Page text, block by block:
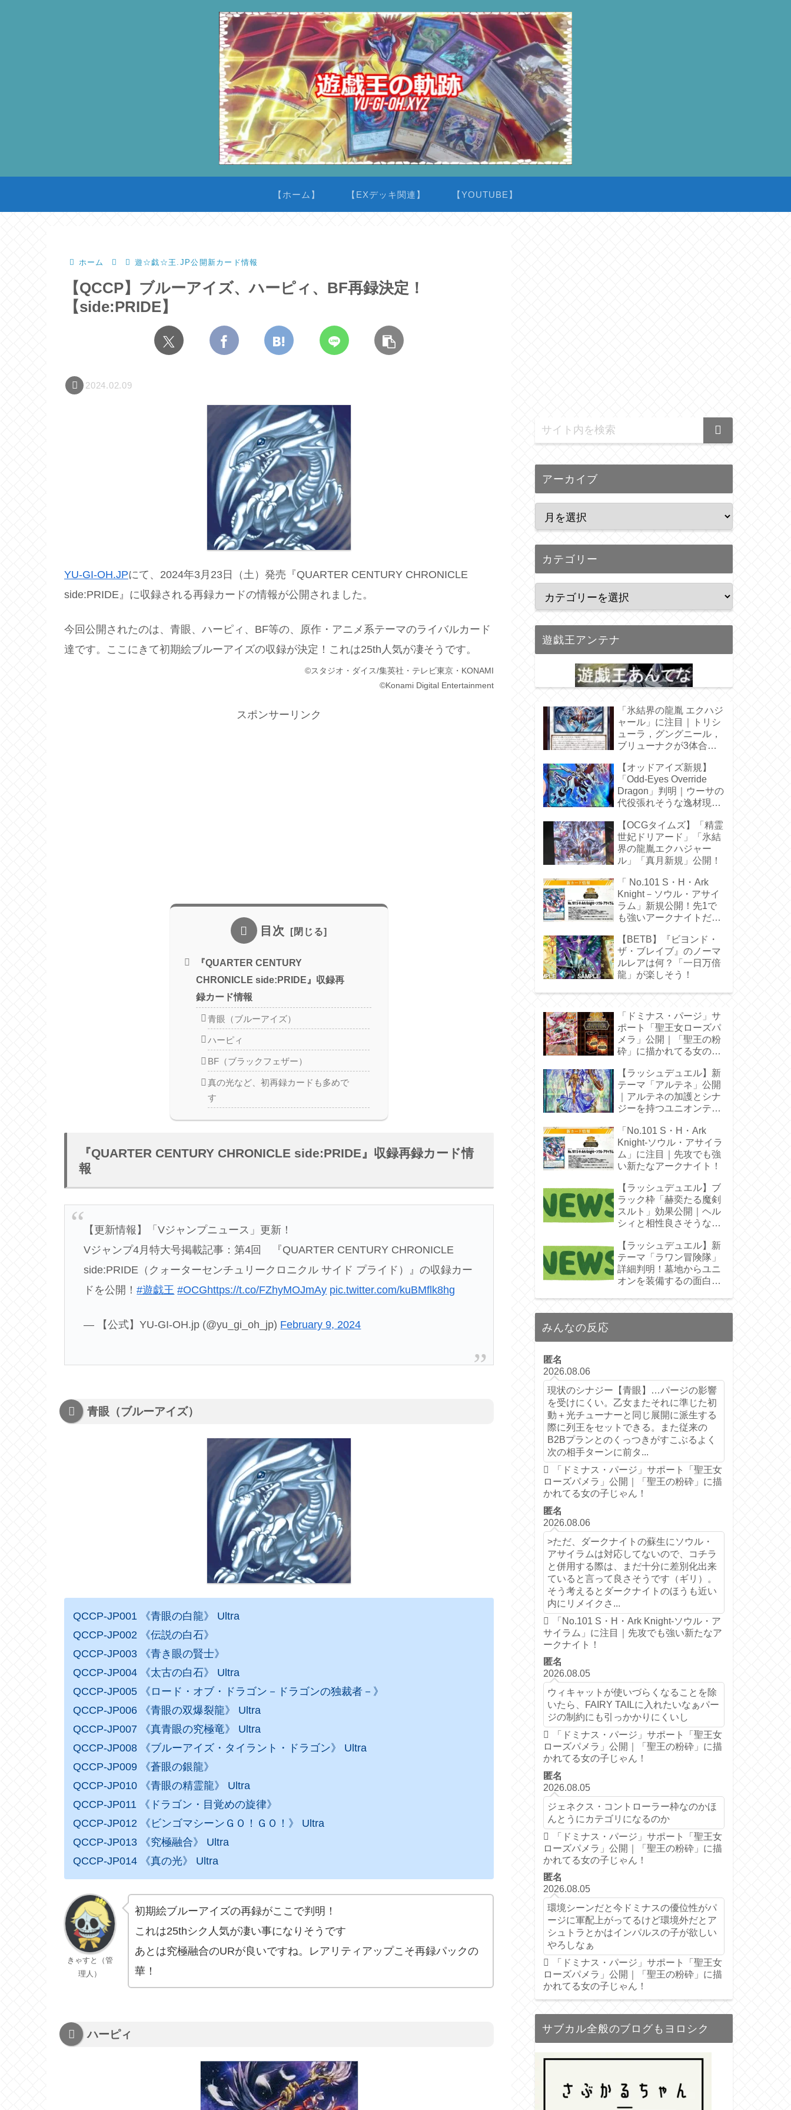
【ホーム】 【EXデッキ関連】 【YOUTUBE】
ホーム 遊☆戯☆王.JP公開新カード情報
【QCCP】ブルーアイズ、ハーピィ、BF再録決定！
【side:PRIDE】
2024.02.09
YU-GI-OH.JPにて、2024年3月23日（土）発売『QUARTER CENTURY CHRONICLE
side:PRIDE』に収録される再録カードの情報が公開されました。
今回公開されたのは、青眼、ハーピィ、BF等の、原作・アニメ系テーマのライバルカード
達です。ここにきて初期絵ブルーアイズの収録が決定！これは25th人気が凄そうです。
©スタジオ・ダイス/集英社・テレビ東京・KONAMI
©Konami Digital Entertainment
スポンサーリンク
目次
『QUARTER CENTURY
CHRONICLE side:PRIDE』収録再
録カード情報
青眼（ブルーアイズ）
ハーピィ
BF（ブラックフェザー）
真の光など、初再録カードも多めで
す
『QUARTER CENTURY CHRONICLE side:PRIDE』収録再録カード情
報
【更新情報】「Vジャンプニュース」更新！
Vジャンプ4月特大号掲載記事：第4回 『QUARTER CENTURY CHRONICLE
side:PRIDE（クォーターセンチュリークロニクル サイド プライド）』の収録カー
ドを公開！#遊戯王 #OCGhttps://t.co/FZhyMOJmAy pic.twitter.com/kuBMflk8hg
— 【公式】YU-GI-OH.jp (@yu_gi_oh_jp) February 9, 2024
青眼（ブルーアイズ）
QCCP-JP001 《青眼の白龍》 Ultra
QCCP-JP002 《伝説の白石》
QCCP-JP003 《青き眼の賢士》
QCCP-JP004 《太古の白石》 Ultra
QCCP-JP005 《ロード・オブ・ドラゴン－ドラゴンの独裁者－》
QCCP-JP006 《青眼の双爆裂龍》 Ultra
QCCP-JP007 《真青眼の究極竜》 Ultra
QCCP-JP008 《ブルーアイズ・タイラント・ドラゴン》 Ultra
QCCP-JP009 《蒼眼の銀龍》
QCCP-JP010 《青眼の精霊龍》 Ultra
QCCP-JP011 《ドラゴン・目覚めの旋律》
QCCP-JP012 《ビンゴマシーンＧＯ！ＧＯ！》 Ultra
QCCP-JP013 《究極融合》 Ultra
QCCP-JP014 《真の光》 Ultra
きゃすと（管
理人）
初期絵ブルーアイズの再録がここで判明！
これは25thシク人気が凄い事になりそうです
あとは究極融合のURが良いですね。レアリティアップこそ再録パックの
華！
ハーピィ
アーカイブ
カテゴリー
遊戯王アンテナ
「氷結界の龍胤 エクハジ
ャール」に注目｜トリシ
ューラ，グングニール，
ブリューナクが3体合
【オッドアイズ新規】
「Odd-Eyes Override
Dragon」判明｜ウーサの
代役張れそうな逸材現
【OCGタイムズ】「精霊
世妃ドリアード」「氷結
界の龍胤エクハジャー
ル」「真月新規」公開！
「 No.101 S・H・Ark
Knight－ソウル・アサイ
ラム」新規公開！先1で
も強いアークナイトだ
【BETB】『ビヨンド・
ザ・ブレイブ』のノーマ
ルレアは何？「一日万倍
龍」が楽しそう！
「ドミナス・パージ」サ
ポート「聖王女ローズパ
メラ」公開｜「聖王の粉
砕」に描かれてる女の子
【ラッシュデュエル】新
テーマ「アルテネ」公開
｜アルテネの加護とシナ
ジーを持つユニオンテー
「No.101 S・H・Ark
Knight-ソウル・アサイラ
ム」に注目｜先攻でも強
い新たなアークナイト！
【ラッシュデュエル】ブ
ラック枠「赫奕たる魔剣
スルト」効果公開｜ヘル
シィと相性良さそうなレ
【ラッシュデュエル】新
テーマ「ラワン冒険隊」
詳細判明！墓地からユニ
オンを装備するの面白そ
みんなの反応
匿名
2026.08.06
現状のシナジー【青眼】…パージの影響
を受けにくい。乙女またそれに準じた初
動＋光チューナーと同じ展開に派生する
際に列王をセットできる。また従来の
B2Bプランとのくっつきがすこぶるよく
次の相手ターンに前タ...
「ドミナス・パージ」サポート「聖王女
ローズパメラ」公開｜「聖王の粉砕」に描
かれてる女の子じゃん！
匿名
2026.08.06
>ただ、ダークナイトの蘇生にソウル・
アサイラムは対応してないので、コチラ
と併用する際は、まだ十分に差別化出来
ていると言って良さそうです（ギリ）。
そう考えるとダークナイトのほうも近い
内にリメイクさ...
「No.101 S・H・Ark Knight-ソウル・ア
サイラム」に注目｜先攻でも強い新たなア
ークナイト！
匿名
2026.08.05
ウィキャットが使いづらくなることを除
いたら、FAIRY TAILに入れたいなぁパー
ジの制約にも引っかかりにくいし
「ドミナス・パージ」サポート「聖王女
ローズパメラ」公開｜「聖王の粉砕」に描
かれてる女の子じゃん！
匿名
2026.08.05
ジェネクス・コントローラー枠なのかほ
んとうにカテゴリになるのか
「ドミナス・パージ」サポート「聖王女
ローズパメラ」公開｜「聖王の粉砕」に描
かれてる女の子じゃん！
匿名
2026.08.05
環境シーンだと今ドミナスの優位性がパ
ージに軍配上がってるけど環境外だとア
シュトラとかはインパルスの子が欲しい
やろしなぁ
「ドミナス・パージ」サポート「聖王女
ローズパメラ」公開｜「聖王の粉砕」に描
かれてる女の子じゃん！
サブカル全般のブログもヨロシク